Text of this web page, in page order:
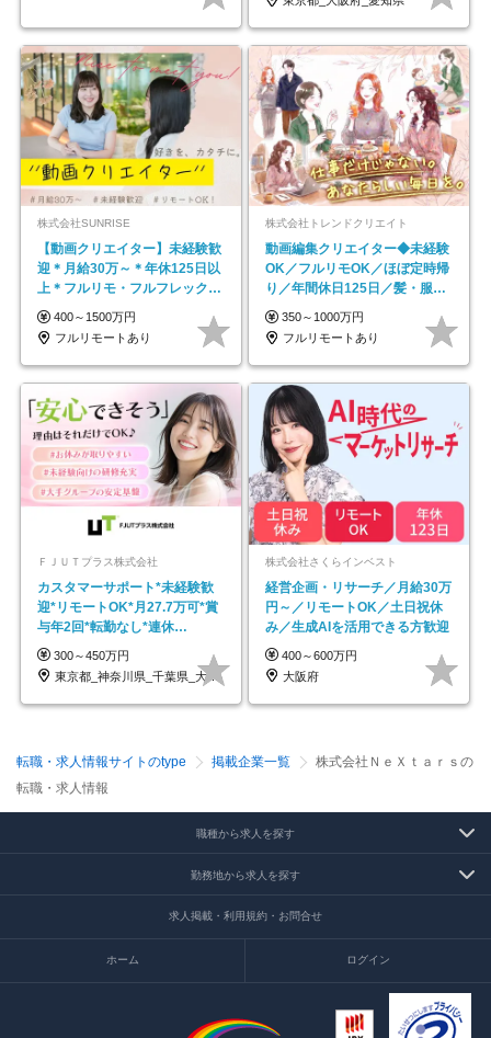
株式会社SUNRISE
【動画クリエイター】未経験歓
迎＊月給30万～＊年休125日以
上＊フルリモ・フルフレックス
◆10名の採用が決定◆
400～1500万円
フルリモートあり
株式会社トレンドクリエイト
動画編集クリエイター◆未経験
OK／フルリモOK／ほぼ定時帰
り／年間休日125日／髪・服・
ネイル自由／副業OK
350～1000万円
フルリモートあり
ＦＪＵＴプラス株式会社
カスタマーサポート*未経験歓
迎*リモートOK*月27.7万可*賞
与年2回*転勤なし*連休
OK/ZE010232
300～450万円
東京都_神奈川県_千葉県_大阪府_愛知県…
株式会社さくらインベスト
経営企画・リサーチ／月給30万
円～／リモートOK／土日祝休
み／生成AIを活用できる方歓迎
400～600万円
大阪府
転職・求人情報サイトのtype 掲載企業一覧
株式会社ＮｅＸｔａｒｓの
転職・求人情報
職種から求人を探す
勤務地から求人を探す
求人掲載・利用規約・お問合せ
ホーム ログイン